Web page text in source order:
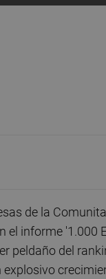
de la
el informe
peldaño del
explosivo